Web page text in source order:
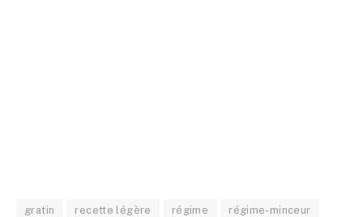
gratin recette légère régime régime-minceur